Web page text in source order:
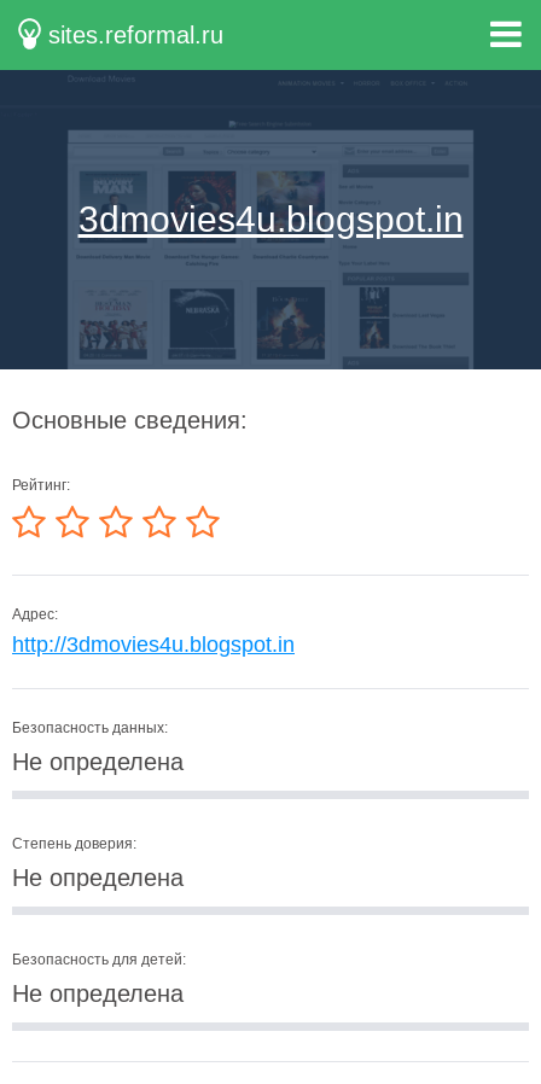
sites.reformal.ru
3dmovies4u.blogspot.in
Основные сведения:
Рейтинг:
Адрес:
http://3dmovies4u.blogspot.in
Безопасность данных:
Не определена
Степень доверия:
Не определена
Безопасность для детей:
Не определена